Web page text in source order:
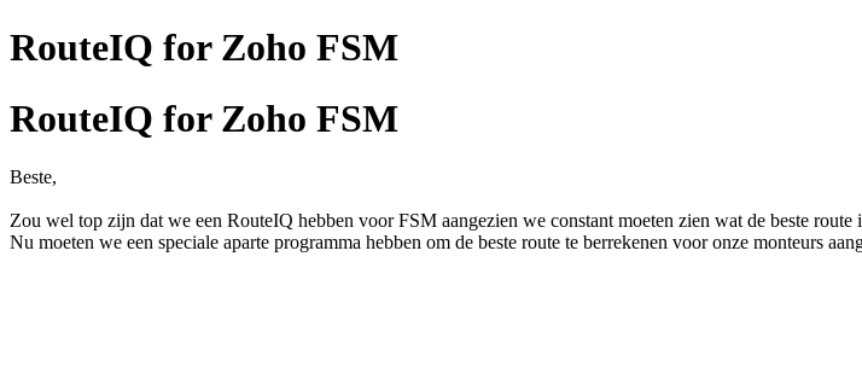
RouteIQ for Zoho FSM
RouteIQ for Zoho FSM
Beste,
Zou wel top zijn dat we een RouteIQ hebben voor FSM aangezien we constant moeten zien wat de beste route
Nu moeten we een speciale aparte programma hebben om de beste route te berrekenen voor onze monteurs